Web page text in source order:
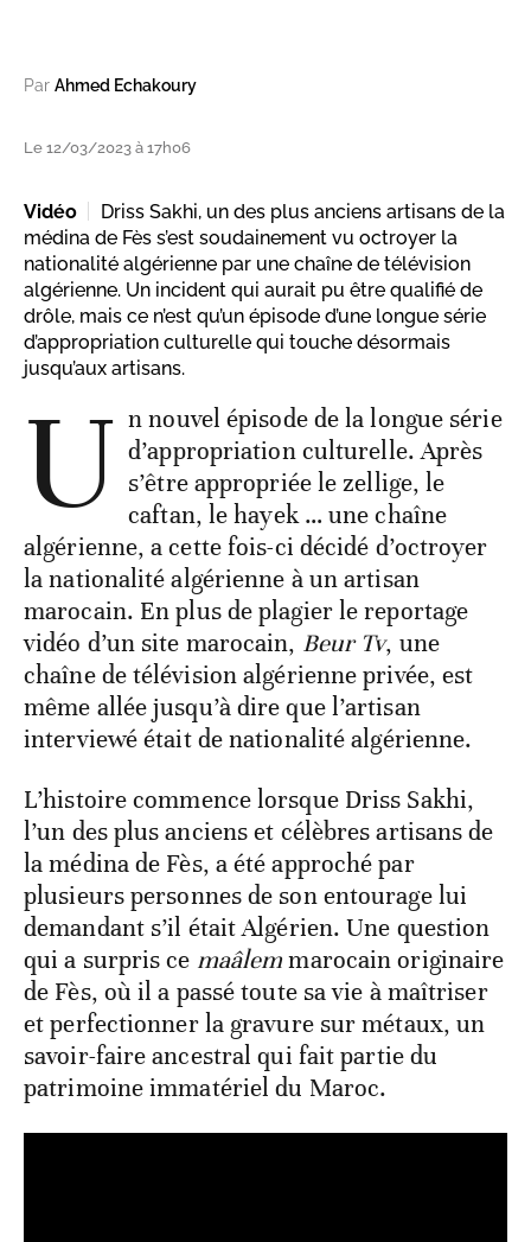
Par Ahmed Echakoury
Le 12/03/2023 à 17h06
Vidéo
Driss Sakhi, un des plus anciens artisans de la
médina de Fès s’est soudainement vu octroyer la
nationalité algérienne par une chaîne de télévision
algérienne. Un incident qui aurait pu être qualifié de
drôle, mais ce n’est qu’un épisode d’une longue série
d’appropriation culturelle qui touche désormais
jusqu’aux artisans.
U n nouvel épisode de la longue série
d’appropriation culturelle. Après
s’être appropriée le zellige, le
caftan, le hayek … une chaîne
algérienne, a cette fois-ci décidé d’octroyer
la nationalité algérienne à un artisan
marocain. En plus de plagier le reportage
vidéo d’un site marocain, Beur Tv, une
chaîne de télévision algérienne privée, est
même allée jusqu’à dire que l’artisan
interviewé était de nationalité algérienne.
L’histoire commence lorsque Driss Sakhi,
l’un des plus anciens et célèbres artisans de
la médina de Fès, a été approché par
plusieurs personnes de son entourage lui
demandant s’il était Algérien. Une question
qui a surpris ce maâlemmarocain originaire
de Fès, où il a passé toute sa vie à maîtriser
et perfectionner la gravure sur métaux, un
savoir-faire ancestral qui fait partie du
patrimoine immatériel du Maroc.